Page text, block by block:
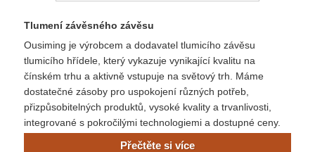
Tlumení závěsného závěsu
Ousiming je výrobcem a dodavatel tlumicího závěsu
tlumicího hřídele, který vykazuje vynikající kvalitu na
čínském trhu a aktivně vstupuje na světový trh. Máme
dostatečné zásoby pro uspokojení různých potřeb,
přizpůsobitelných produktů, vysoké kvality a trvanlivosti,
integrované s pokročilými technologiemi a dostupné ceny.
Přečtěte si více